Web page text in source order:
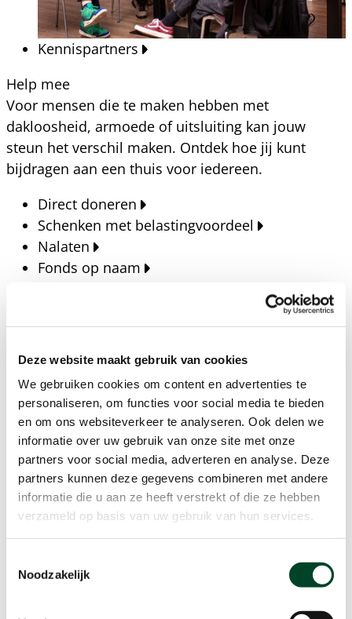
Deze website maakt gebruik van cookies
We gebruiken cookies om content en advertenties te
personaliseren, om functies voor social media te bieden
en om ons websiteverkeer te analyseren. Ook delen we
informatie over uw gebruik van onze site met onze
partners voor social media, adverteren en analyse. Deze
partners kunnen deze gegevens combineren met andere
informatie die u aan ze heeft verstrekt of die ze hebben
verzameld op basis van uw gebruik van hun services.
Noodzakelijk
Kennispartners
Help mee
Voor mensen die te maken hebben met
dakloosheid, armoede of uitsluiting kan jouw
steun het verschil maken. Ontdek hoe jij kunt
bijdragen aan een thuis voor iedereen.
Direct doneren
Schenken met belastingvoordeel
Nalaten
Fonds op naam
Blijf op de hoogte van het laatste nieuws, verhalen,
publicaties en ontwikkelingen rondom Kansfonds
en onze missie.
Nieuwsberichten
Nieuws
Verhalen
Beeldbanken
Foto's bestaanszekerheid
Agenda